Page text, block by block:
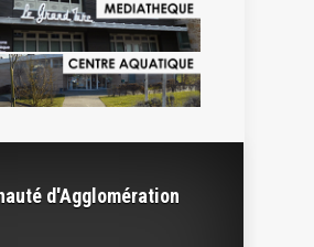
d'Agglomération